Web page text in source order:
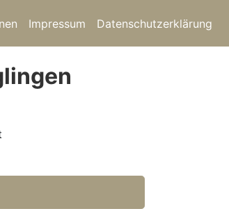
Impressum Datenschutzerklärung